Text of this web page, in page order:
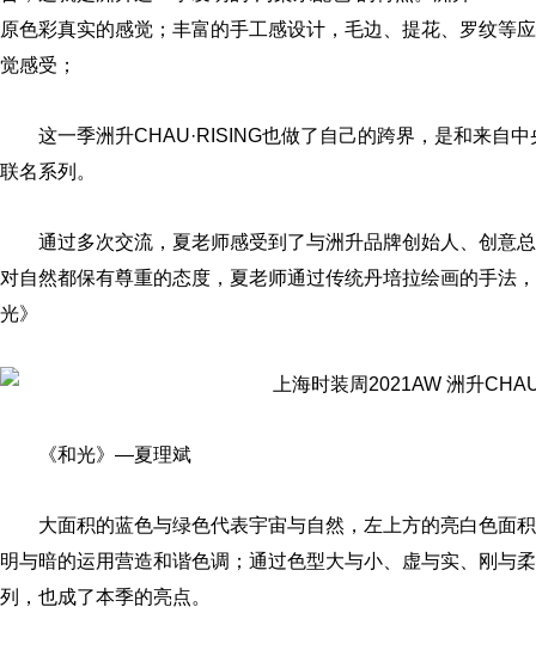
原色彩真实的感觉；丰富的手工感设计，毛边、提花、罗纹等
觉感受；
这一季洲升CHAU·RISING也做了自己的跨界，是和来自
联名系列。
通过多次交流，夏老师感受到了与洲升品牌创始人、创意
对自然都保有尊重的态度，夏老师通过传统丹培拉绘画的手
光》
《和光》—夏理斌
大面积的蓝色与绿色代表宇宙与自然，左上方的亮白色面
明与暗的运用营造和谐色调；通过色型大与小、虚与实、刚与
列，也成了本季的亮点。